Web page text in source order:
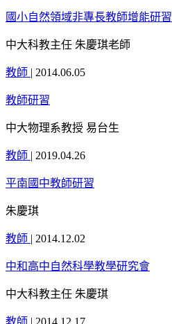
國小自然領域非專長教師增能研習
中大科教主任 朱慶琪老師
教師 | 2014.06.05
教師研習
中大物理系教授 易台生
教師 | 2019.04.26
平南國中教師研習
朱慶琪
教師 | 2014.12.02
中和高中自然科學教學研究會
中大科教主任 朱慶琪